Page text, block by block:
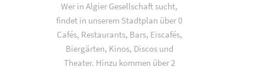
Wer in Algier Gesellschaft sucht,
findet in unserem Stadtplan über 0
Cafés, Restaurants, Bars, Eiscafés,
Biergärten, Kinos, Discos und
Theater. Hinzu kommen über 2